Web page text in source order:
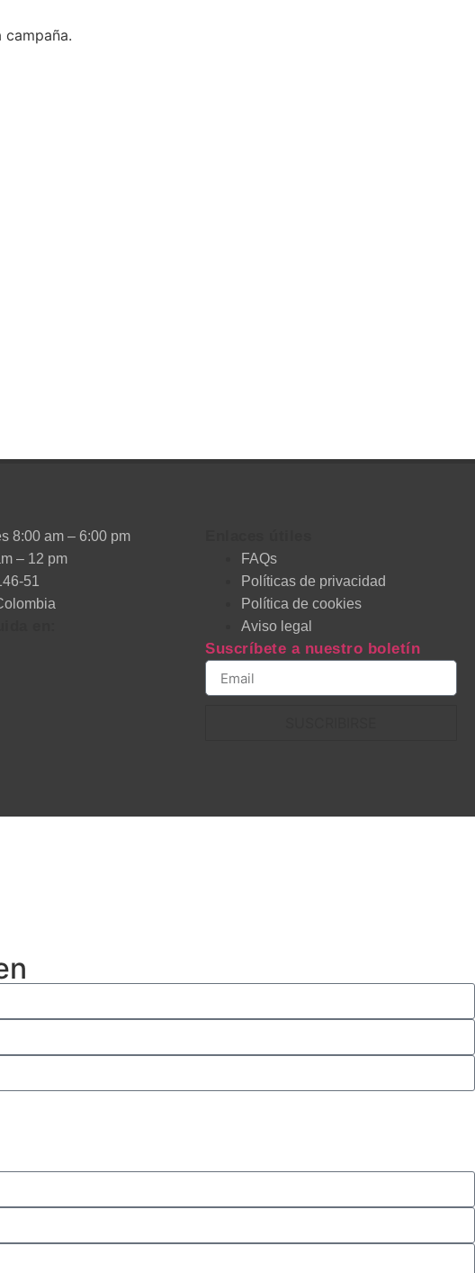
8:00 am – 6:00 pm
– 12 pm
51
FAQs
Políticas de privacidad
Política de cookies
Aviso legal
Suscríbete a nuestro boletín